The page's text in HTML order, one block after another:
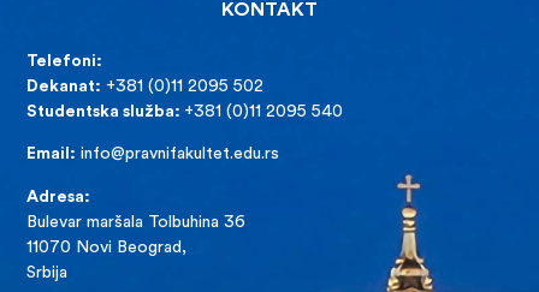
KONTAKT
Telefoni:
Dekanat: +381 (0)11 2095 502
Studentska služba: +381 (0)11 2095 540
Email: info@pravnifakultet.edu.rs
Adresa:
Bulevar maršala Tolbuhina 36
11070 Novi Beograd,
Srbija